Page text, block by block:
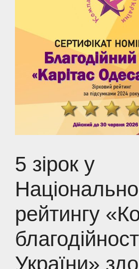
5 зірок у
рейтингу
України»